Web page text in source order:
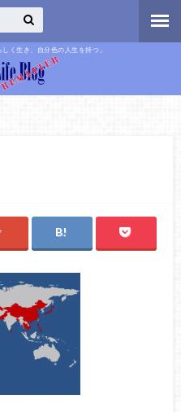
く生き、自分色の人生を持つ」